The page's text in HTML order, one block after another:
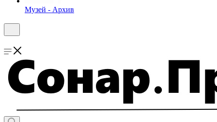
Музей - Архив